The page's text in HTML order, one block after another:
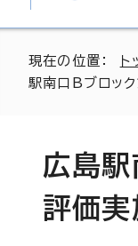
現在の位置： ト
駅南口Bブロッ
広島
評価